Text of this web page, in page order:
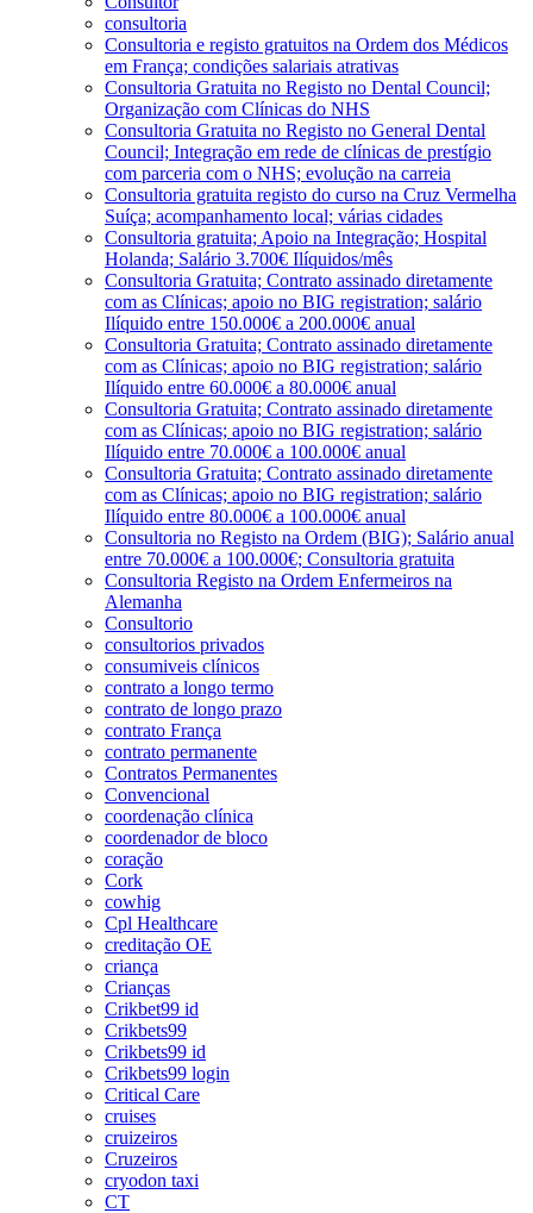
consultoria
Consultoria e registo gratuitos na Ordem dos Médicos
em França; condições salariais atrativas
Consultoria Gratuita no Registo no Dental Council;
Organização com Clínicas do NHS
Consultoria Gratuita no Registo no General Dental
Council; Integração em rede de clínicas de prestígio
com parceria com o NHS; evolução na carreia
Consultoria gratuita registo do curso na Cruz Vermelha
Suíça; acompanhamento local; várias cidades
Consultoria gratuita; Apoio na Integração; Hospital
Holanda; Salário 3.700€ Ilíquidos/mês
Consultoria Gratuita; Contrato assinado diretamente
com as Clínicas; apoio no BIG registration; salário
Ilíquido entre 150.000€ a 200.000€ anual
Consultoria Gratuita; Contrato assinado diretamente
com as Clínicas; apoio no BIG registration; salário
Ilíquido entre 60.000€ a 80.000€ anual
Consultoria Gratuita; Contrato assinado diretamente
com as Clínicas; apoio no BIG registration; salário
Ilíquido entre 70.000€ a 100.000€ anual
Consultoria Gratuita; Contrato assinado diretamente
com as Clínicas; apoio no BIG registration; salário
Ilíquido entre 80.000€ a 100.000€ anual
Consultoria no Registo na Ordem (BIG); Salário anual
entre 70.000€ a 100.000€; Consultoria gratuita
Consultoria Registo na Ordem Enfermeiros na
Alemanha
Consultorio
consultorios privados
consumiveis clínicos
contrato a longo termo
contrato de longo prazo
contrato França
contrato permanente
Contratos Permanentes
Convencional
coordenação clínica
coordenador de bloco
coração
Cork
cowhig
Cpl Healthcare
creditação OE
criança
Crianças
Crikbet99 id
Crikbets99
Crikbets99 id
Crikbets99 login
Critical Care
cruises
cruizeiros
Cruzeiros
cryodon taxi
CT